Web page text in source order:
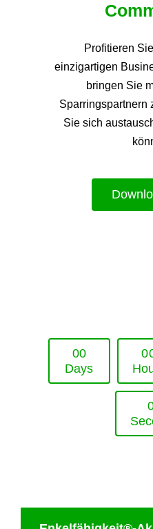
Profitieren
einzigartigen
bringen Sie
Sparringspartnern
Sie sich
00
Days
0